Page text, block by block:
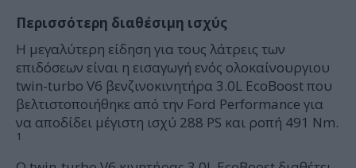
Περισσότερη διαθέσιμη ισχύς
Η μεγαλύτερη είδηση για τους λάτρεις των
επιδόσεων είναι η εισαγωγή ενός ολοκαίνουργιου
twin-turbo V6 βενζινοκινητήρα 3.0L EcoBoost που
βελτιστοποιήθηκε από την Ford Performance για
να αποδίδει μέγιστη ισχύ 288 PS και ροπή 491 Nm.
1